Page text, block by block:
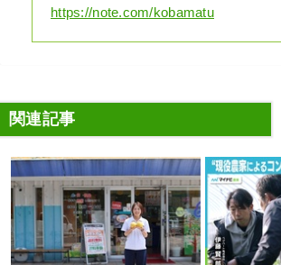
https://note.com/kobamatu
関連記事